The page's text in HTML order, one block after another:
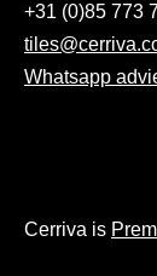
+31 (0)85 773
Whatsapp
Cerriva is